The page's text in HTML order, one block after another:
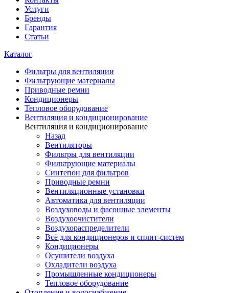
Услуги
Бренды
Гарантия
Статьи
Каталог
Фильтры для вентиляции
Фильтрующие материалы
Приводные ремни
Кондиционеры
Тепловое оборудование
Вентиляция и кондиционирование
Вентиляция и кондиционирование
Назад
Вентиляторы
Фильтры для вентиляции
Фильтрующие материалы
Синтепон для фильтров
Приводные ремни
Вентиляционные установки
Автоматика для вентиляции
Воздуховоды и фасонные элементы
Воздухоочистители
Воздухораспределители
Всё для кондиционеров и сплит-систем
Кондиционеры
Осушители воздуха
Охладители воздуха
Промышленные кондиционеры
Тепловое оборудование